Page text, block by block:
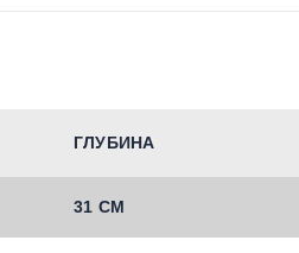
ГЛУБИНА
31 СМ